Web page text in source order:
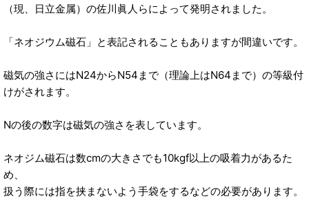
（現、日立金属）の佐川眞人らによって発明されました。
「ネオジウム磁石」と表記されることもありますが間違いです。
磁気の強さにはN24からN54まで（理論上はN64まで）の等級付
けがされます。
Nの後の数字は磁気の強さを表しています。
ネオジム磁石は数cmの大きさでも10kgf以上の吸着力があるた
め、
扱う際には指を挟まないよう手袋をするなどの必要があります。